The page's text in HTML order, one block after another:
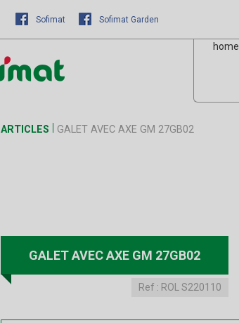
Sofimat Sofimat Garden
home
ARTICLES GALET AVEC AXE GM 27GB02
GALET AVEC AXE GM 27GB02
Ref : ROL S220110